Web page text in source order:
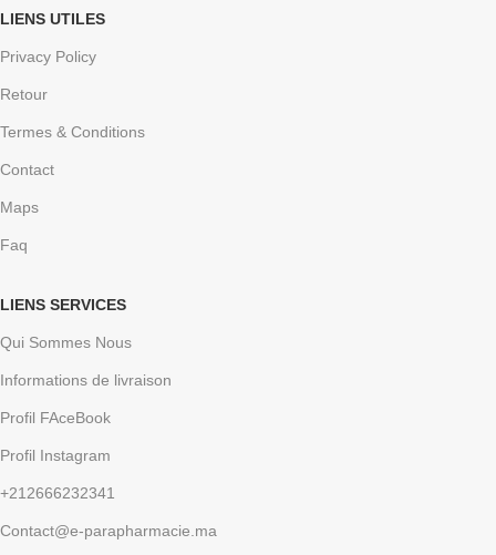
LIENS UTILES
Privacy Policy
Retour
Termes & Conditions
Contact
Maps
Faq
LIENS SERVICES
Qui Sommes Nous
Informations de livraison
Profil FAceBook
Profil Instagram
+212666232341
Contact@e-parapharmacie.ma